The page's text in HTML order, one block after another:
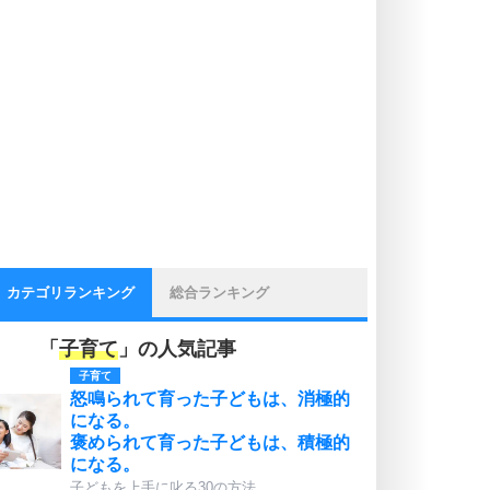
カテゴリランキング 総合ランキング
「 子育て 」の人気記事
子育て
怒鳴られて育った子どもは、消極的
になる。
褒められて育った子どもは、積極的
になる。